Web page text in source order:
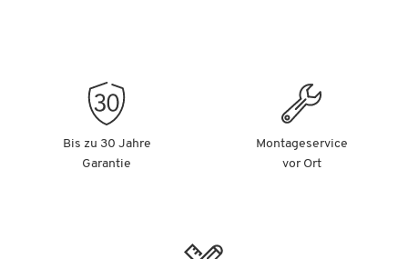
Bis zu 30 Jahre
Garantie
Montageservice
vor Ort